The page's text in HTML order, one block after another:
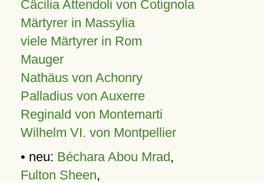
Cäcilia Attendoli von Cotignola
Märtyrer in Massylia
viele Märtyrer in Rom
Mauger
Nathäus von Achonry
Palladius von Auxerre
Reginald von Montemarti
Wilhelm VI. von Montpellier
• neu: Béchara Abou Mrad,
Fulton Sheen,